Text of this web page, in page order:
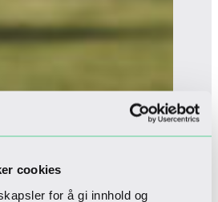
cookies
for å gi innhold og